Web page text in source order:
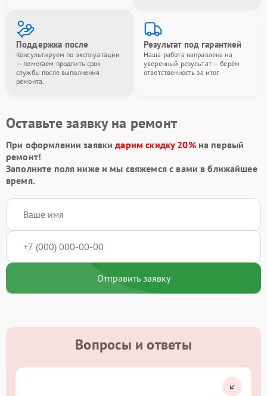
Поддержка после
Консультируем по эксплуатации
— помогаем продлить срок
службы после выполнения
ремонта.
Результат под гарантией
Наша работа направлена на
уверенный результат — берём
ответственность за итог.
Оставьте заявку на ремонт
При оформлении заявкидарим скидку 20%на первый
ремонт!
Заполните поля ниже и мы свяжемся с вами в ближайшее
время.
Отправить заявку
Вопросы и ответы